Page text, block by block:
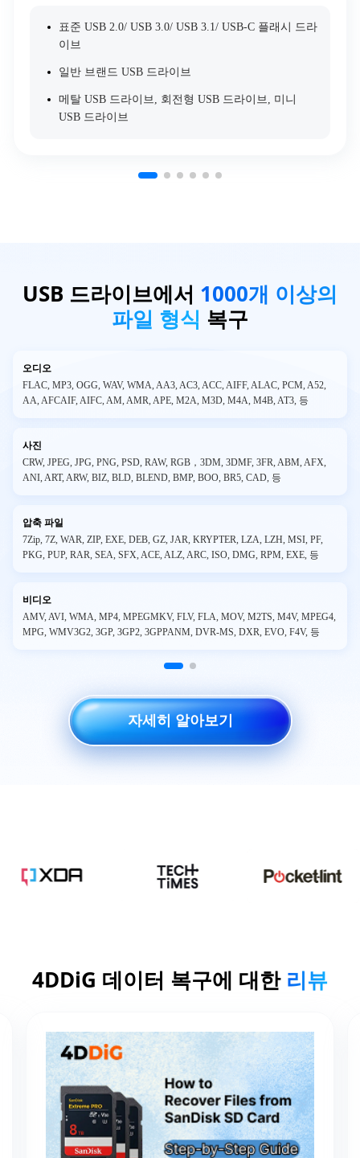
표준 USB 2.0/ USB 3.0/ USB 3.1/ USB-C 플래시 드라
이브
일반 브랜드 USB 드라이브
메탈 USB 드라이브, 회전형 USB 드라이브, 미니
USB 드라이브
USB 드라이브에서 1000개 이상의
파일 형식 복구
오디오
FLAC, MP3, OGG, WAV, WMA, AA3, AC3, ACC, AIFF, ALAC, PCM, A52,
AA, AFCAIF, AIFC, AM, AMR, APE, M2A, M3D, M4A, M4B, AT3, 등
사진
CRW, JPEG, JPG, PNG, PSD, RAW, RGB，3DM, 3DMF, 3FR, ABM, AFX,
ANI, ART, ARW, BIZ, BLD, BLEND, BMP, BOO, BR5, CAD, 등
압축 파일
7Zip, 7Z, WAR, ZIP, EXE, DEB, GZ, JAR, KRYPTER, LZA, LZH, MSI, PF,
PKG, PUP, RAR, SEA, SFX, ACE, ALZ, ARC, ISO, DMG, RPM, EXE, 등
비디오
AMV, AVI, WMA, MP4, MPEGMKV, FLV, FLA, MOV, M2TS, M4V, MPEG4,
MPG, WMV3G2, 3GP, 3GP2, 3GPPANM, DVR-MS, DXR, EVO, F4V, 등
자세히 알아보기
4DDiG 데이터 복구에 대한 리뷰